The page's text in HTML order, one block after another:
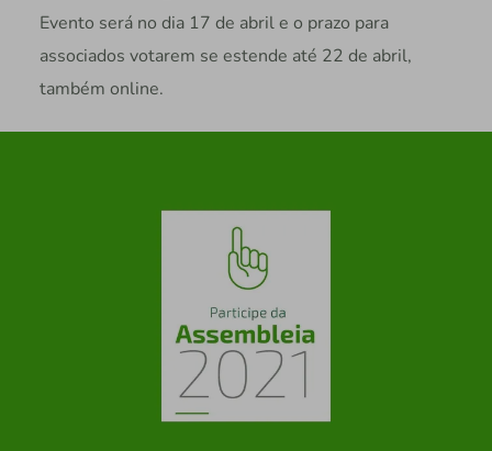
Evento será no dia 17 de abril e o prazo para
associados votarem se estende até 22 de abril,
também online.